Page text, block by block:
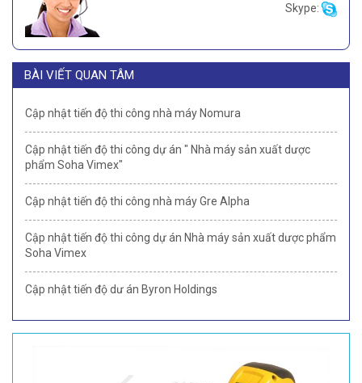
Skype:
BÀI VIẾT QUAN TÂM
Cập nhật tiến độ thi công nhà máy Nomura
Cập nhật tiến độ thi công dự án " Nhà máy sản xuất dược
phẩm Soha Vimex"
Cập nhật tiến độ thi công nhà máy Gre Alpha
Cập nhật tiến độ thi công dự án Nhà máy sản xuất dược phẩm
Soha Vimex
Cập nhật tiến độ dư án Byron Holdings